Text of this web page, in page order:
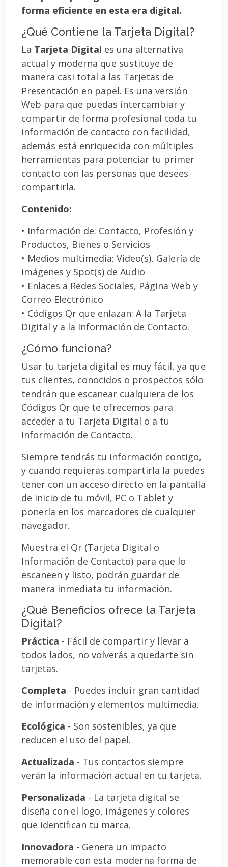
forma eficiente en esta era digital.
¿Qué Contiene la Tarjeta Digital?
La Tarjeta Digital es una alternativa
actual y moderna que sustituye de
manera casi total a las Tarjetas de
Presentación en papel. Es una versión
Web para que puedas intercambiar y
compartir de forma profesional toda tu
información de contacto con facilidad,
además está enriquecida con múltiples
herramientas para potenciar tu primer
contacto con las personas que desees
compartirla.
Contenido:
• Información de: Contacto, Profesión y
Productos, Bienes o Servicios
• Medios multimedia: Video(s), Galería de
imágenes y Spot(s) de Audio
• Enlaces a Redes Sociales, Página Web y
Correo Electrónico
• Códigos Qr que enlazan: A la Tarjeta
Digital y a la Información de Contacto.
¿Cómo funciona?
Usar tu tarjeta digital es muy fácil, ya que
tus clientes, conocidos o prospectos sólo
tendrán que escanear cualquiera de los
Códigos Qr que te ofrecemos para
acceder a tu Tarjeta Digital o a tu
Información de Contacto.
Siempre tendrás tu información contigo,
y cuando requieras compartirla la puedes
tener con un acceso directo en la pantalla
de inicio de tu móvil, PC o Tablet y
ponerla en los marcadores de cualquier
navegador.
Muestra el Qr (Tarjeta Digital o
Información de Contacto) para que lo
escaneen y listo, podrán guardar de
manera inmediata tu información.
¿Qué Beneficios ofrece la Tarjeta
Digital?
Práctica - Fácil de compartir y llevar a
todos lados, no volverás a quedarte sin
tarjetas.
Completa - Puedes incluir gran cantidad
de información y elementos multimedia.
Ecológica - Son sostenibles, ya que
reducen el uso del papel.
Actualizada - Tus contactos siempre
verán la información actual en tu tarjeta.
Personalizada - La tarjeta digital se
diseña con el logo, imágenes y colores
que identifican tu marca.
Innovadora - Genera un impacto
memorable con esta moderna forma de